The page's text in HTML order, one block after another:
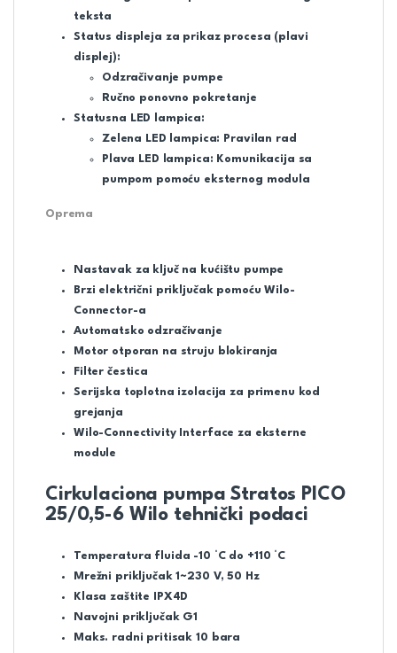
teksta
Status displeja za prikaz procesa (plavi
displej):
Odzračivanje pumpe
Ručno ponovno pokretanje
Statusna LED lampica:
Zelena LED lampica: Pravilan rad
Plava LED lampica: Komunikacija sa
pumpom pomoću eksternog modula
Oprema
Nastavak za ključ na kućištu pumpe
Brzi električni priključak pomoću Wilo-
Connector-a
Automatsko odzračivanje
Motor otporan na struju blokiranja
Filter čestica
Serijska toplotna izolacija za primenu kod
grejanja
Wilo-Connectivity Interface za eksterne
module
Cirkulaciona pumpa Stratos PICO
25/0,5-6 Wilo tehnički podaci
Temperatura fluida -10 °C do +110 °C
Mrežni priključak 1~230 V, 50 Hz
Klasa zaštite IPX4D
Navojni priključak G1
Maks. radni pritisak 10 bara